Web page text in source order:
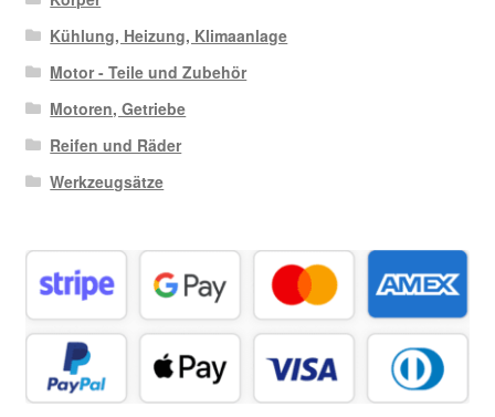
Kühlung, Heizung, Klimaanlage
Motor - Teile und Zubehör
Motoren, Getriebe
Reifen und Räder
Werkzeugsätze